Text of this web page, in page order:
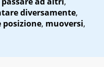
diversamente,
posizione, muoversi,